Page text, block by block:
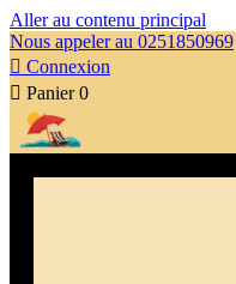
Aller au contenu principal
Nous appeler au 0251850969
 Connexion
 Panier 0